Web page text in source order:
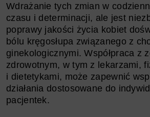
Wdrażanie tych zmian w
czasu i determinacji, ale jest
poprawy jakości życia kobiet
bólu kręgosłupa związanego z
ginekologicznymi. Współpraca z
zdrowotnym, w tym z lekarzami,
i dietetykami, może zapewnić
działania dostosowane do
pacjentek.